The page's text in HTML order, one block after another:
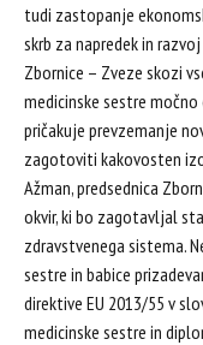
tudi zastopanje
skrb za napredek in
Zbornice – Zveze skozi
medicinske sestre močno
pričakuje prevzemanje
zagotoviti kakovosten
Ažman, predsednica
okvir, ki bo zagotavljal
zdravstvenega sistema.
sestre in babice
direktive EU 2013/55 v
medicinske sestre in